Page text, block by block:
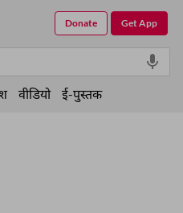
Get App
Donate
वीडियो ई-पुस्तक